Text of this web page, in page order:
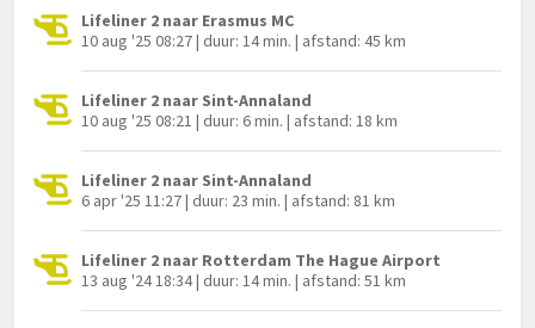
Lifeliner 2 naar Erasmus MC
10 aug '25 08:27 | duur: 14 min. | afstand: 45 km
Lifeliner 2 naar Sint-Annaland
10 aug '25 08:21 | duur: 6 min. | afstand: 18 km
Lifeliner 2 naar Sint-Annaland
6 apr '25 11:27 | duur: 23 min. | afstand: 81 km
Lifeliner 2 naar Rotterdam The Hague Airport
13 aug '24 18:34 | duur: 14 min. | afstand: 51 km